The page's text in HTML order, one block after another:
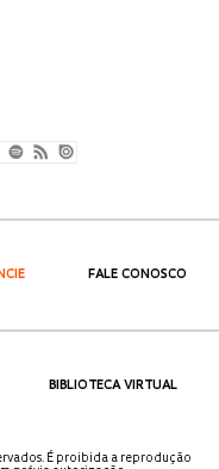
FALE CONOSCO
BIBLIOTECA VIRTUAL
É proibida a reprodução